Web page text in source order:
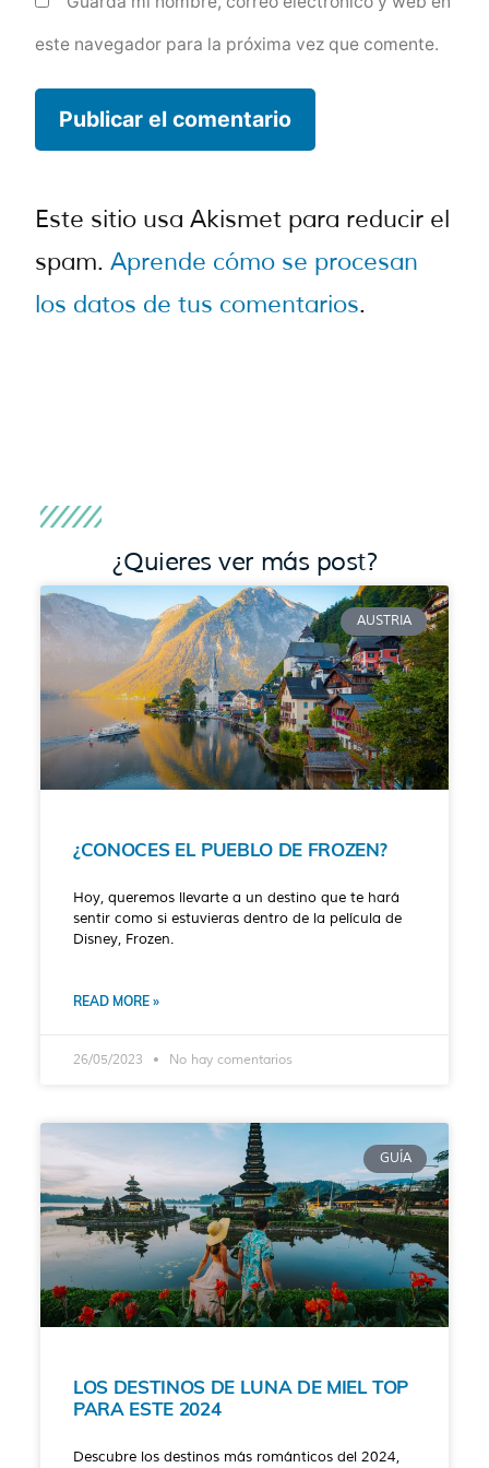
este navegador para la próxima vez que comente.
Este sitio usa Akismet para reducir el
spam. Aprende cómo se procesan
los datos de tus comentarios.
¿Quieres ver más post?
AUSTRIA
¿CONOCES EL PUEBLO DE FROZEN?
Hoy, queremos llevarte a un destino que te hará
sentir como si estuvieras dentro de la película de
Disney, Frozen.
READ MORE »
26/05/2023 No hay comentarios
GUÍA
LOS DESTINOS DE LUNA DE MIEL TOP
PARA ESTE 2024
Descubre los destinos más románticos del 2024,